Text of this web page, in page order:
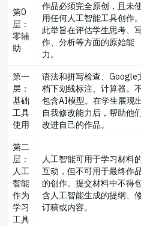
第0
层：
零辅
助
作品必须完全原创，且未
用任何人工智能工具创作。
此举旨在评估学生思考、
作、分析等方面的原始能
力。
第一
层：
基础
工具
使用
语法和拼写检查、Google
档下划线标注、计算器。
包含AI模型。在学生展现
自我修改能力后，帮助他
改进自己的作品。
第二
层：
人工
智能
作为
学习
工具
人工智能可用于学习材料
互动，但不可用于最终作
的创作。提交材料中不得
含人工智能生成的提纲、
订稿或内容。